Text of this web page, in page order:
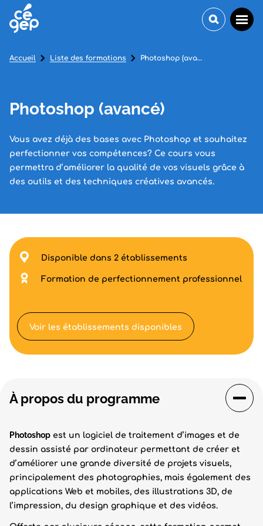
Photoshop (avancé)
Vous avez déjà des bases avec Photoshop et souhaitez
perfectionner vos compétences? Ce cours vous
permettra d’améliorer la qualité de vos visuels grâce à
des outils et des techniques créatives avancés.
Accueil Liste des formations Photoshop (avancé)
À propos du programme
Photoshop est un logiciel de traitement d’images et de
dessin assisté par ordinateur permettant de créer et
d’améliorer une grande diversité de projets visuels,
principalement des photographies, mais également des
applications Web et mobiles, des illustrations 3D, de
l’impression, du design graphique et des vidéos.
Disponible dans 2 établissements
Formation de perfectionnement professionnel
Voir les établissements disponibles